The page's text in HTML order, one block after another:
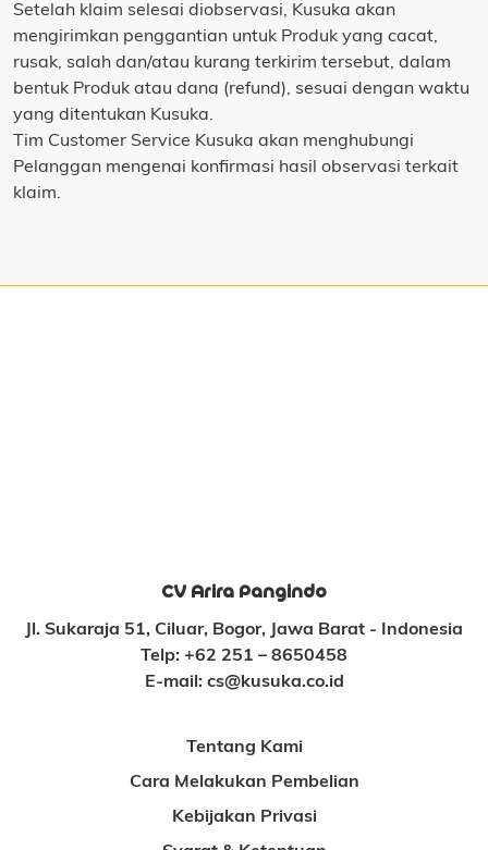
Setelah klaim selesai diobservasi, Kusuka akan
mengirimkan penggantian untuk Produk yang cacat,
rusak, salah dan/atau kurang terkirim tersebut, dalam
bentuk Produk atau dana (refund), sesuai dengan waktu
yang ditentukan Kusuka.
Tim Customer Service Kusuka akan menghubungi
Pelanggan mengenai konfirmasi hasil observasi terkait
klaim.
CV Arira Pangindo
Jl. Sukaraja 51, Ciluar, Bogor, Jawa Barat - Indonesia
Telp: +62 251 – 8650458
E-mail: cs@kusuka.co.id
Tentang Kami
Cara Melakukan Pembelian
Kebijakan Privasi